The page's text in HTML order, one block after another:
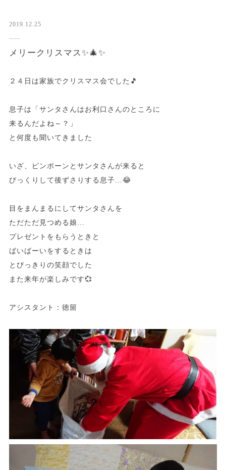
2019.12.25
メリークリスマス✨🎄✨
２４日は家族でクリスマス会でした🎵
息子は「サンタさんはお利口さんのところに
来るんだよね～？」
と何度も聞いてきました
いざ、ピンポーンとサンタさんが来ると
びっくりして後ずさりする息子…😂
目をまんまるにしてサンタさんを
ただただ見つめる娘…
プレゼントをもらうときと
ばいばーいをするときは
とびっきりの笑顔でした
また来年が楽しみです💞
アシスタント：徳留